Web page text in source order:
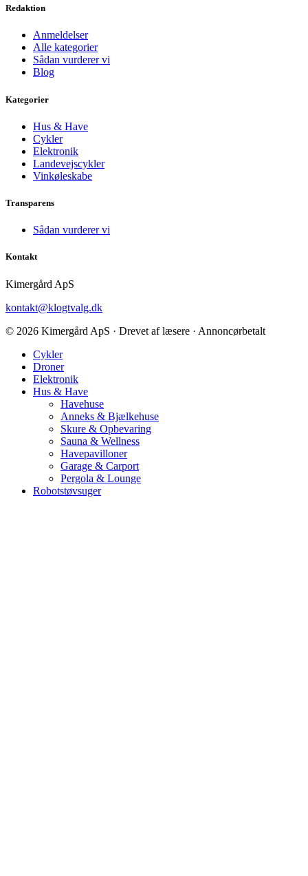
Redaktion
Anmeldelser
Alle kategorier
Sådan vurderer vi
Blog
Kategorier
Hus & Have
Cykler
Elektronik
Landevejscykler
Vinkøleskabe
Transparens
Sådan vurderer vi
Kontakt
Kimergård ApS
kontakt@klogtvalg.dk
© 2026 Kimergård ApS · Drevet af læsere · Annoncørbetalt
Cykler
Droner
Elektronik
Hus & Have
Havehuse
Anneks & Bjælkehuse
Skure & Opbevaring
Sauna & Wellness
Havepavilloner
Garage & Carport
Pergola & Lounge
Robotstøvsuger